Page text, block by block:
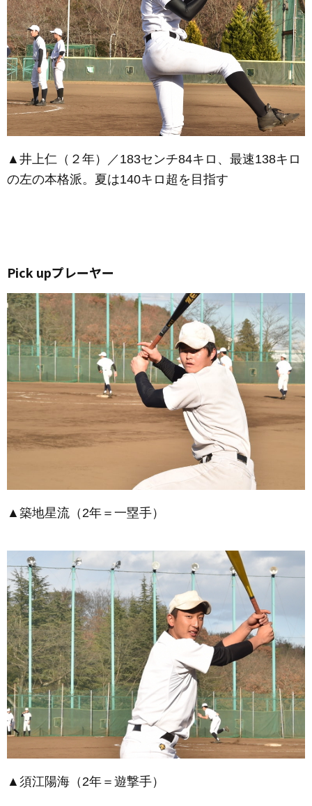
▲井上仁（２年）／183センチ84キロ、最速138キロ
の左の本格派。夏は140キロ超を目指す
Pick upプレーヤー
▲築地星流（2年＝一塁手）
▲須江陽海（2年＝遊撃手）